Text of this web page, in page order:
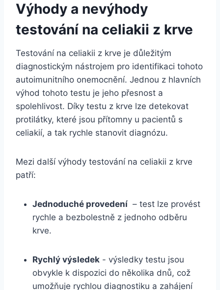
Výhody a nevýhody
testování na celiakii z⁣ krve
Testování⁣ na celiakii ‌z⁢ krve je důležitým
diagnostickým nástrojem pro identifikaci tohoto
autoimunitního onemocnění. ⁤Jednou z ​hlavních
výhod tohoto testu je ‌jeho přesnost a
spolehlivost. Díky testu z krve lze ‍detekovat
protilátky,⁣ které jsou‌ přítomny u pacientů s
celiakií,​ a tak rychle stanovit diagnózu.
Mezi‍ další výhody ⁤testování na celiakii z krve
patří:
Jednoduché​ provedení ‌ – test lze provést
rychle a‌ bezbolestně z jednoho odběru
⁤krve.
Rychlý výsledek -⁢ výsledky testu jsou
obvykle k dispozici do několika⁣ dnů, což
umožňuje rychlou diagnostiku a zahájení